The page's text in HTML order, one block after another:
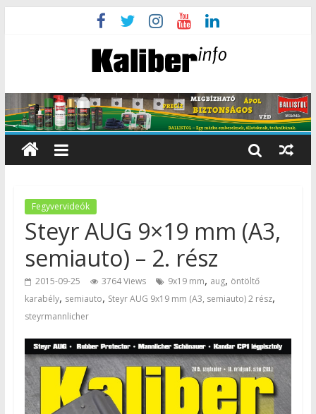
Fegyvervideók
Steyr AUG 9×19 mm (A3,
semiauto) – 2. rész
2015-09-25 3764 Views 9x19 mm, aug, öntöltő
karabély, semiauto, Steyr AUG 9x19 mm (A3, semiauto) 2 rész,
steyrmannlicher